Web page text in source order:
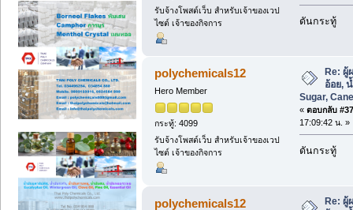
รับจ้างโพสต์เว็บ สำหรับเจ้าของเวป
ไซต์ เจ้าของกิจการ
ดันกระทู้
polychemicals12
Hero Member
กระทู้: 4099
รับจ้างโพสต์เว็บ สำหรับเจ้าของเวป
ไซต์ เจ้าของกิจการ
Re: ผู้
อ้อย,
Sugar,
« ตอบกลับ
17:09:42 น. »
ดันกระทู้
polychemicals12
Re: ผู้